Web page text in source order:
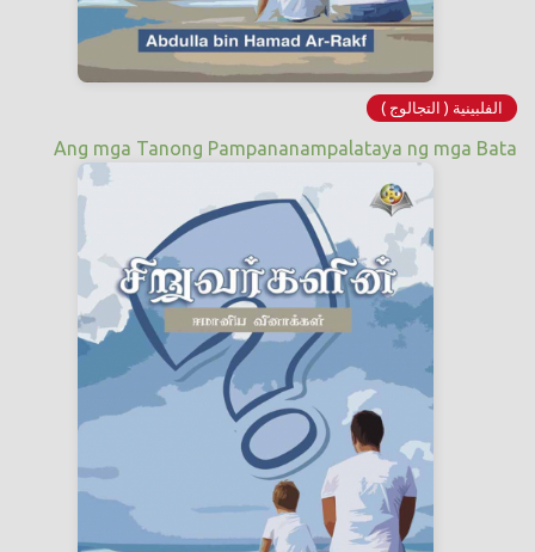
الفلبينية ( التجالوج )
Ang mga Tanong Pampananampalataya ng mga Bata